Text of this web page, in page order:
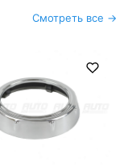
Смотреть все →